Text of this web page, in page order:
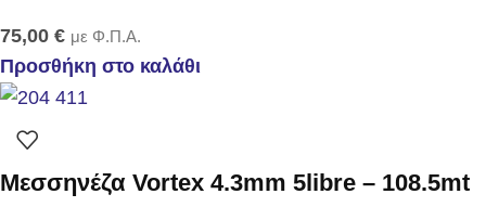
75,00 € με Φ.Π.Α.
Προσθήκη στο καλάθι
Μεσσηνέζα Vortex 4.3mm 5libre – 108.5mt